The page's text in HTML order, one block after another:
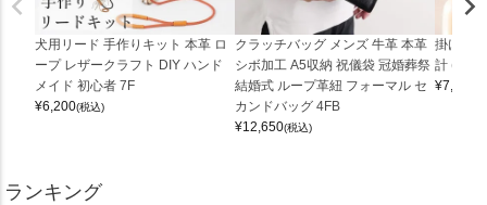
犬用リード 手作りキット 本革 ロ
ープ レザークラフト DIY ハンド
メイド 初心者 7F
¥6,200(税込)
クラッチバッグ メンズ 牛革 本革
シボ加工 A5収納 祝儀袋 冠婚葬祭
結婚式 ループ革紐 フォーマル セ
カンドバッグ 4FB
¥12,650(税込)
掛け時
計
¥7,150
ランキング